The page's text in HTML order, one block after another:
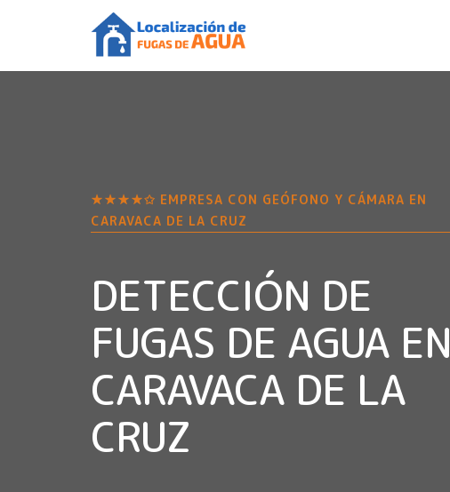
★★★★✩ EMPRESA CON GEÓFONO Y CÁMARA EN
CARAVACA DE LA CRUZ
DETECCIÓN DE
FUGAS DE AGUA EN
CARAVACA DE LA
CRUZ